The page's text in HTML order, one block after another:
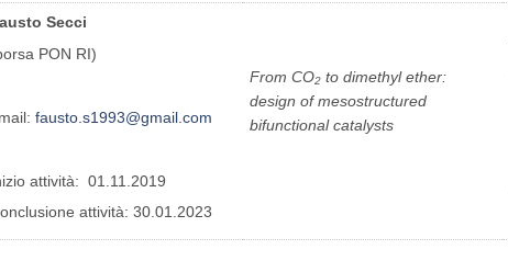
Secci
PON RI)
fausto.s1993@gmail.com
attività: 01.11.2019
attività: 30.01.2023
From CO2 to dimethyl ether:
design of mesostructured
bifunctional catalysts